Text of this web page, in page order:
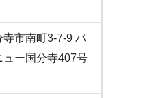
寺市南町3-7-9 パ
ュー国分寺407号